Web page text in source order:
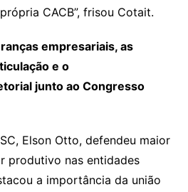
CACB”, frisou Cotait.
empresariais, as
e o
junto ao Congresso
Elson Otto, defendeu maior
produtivo nas entidades
a importância da união